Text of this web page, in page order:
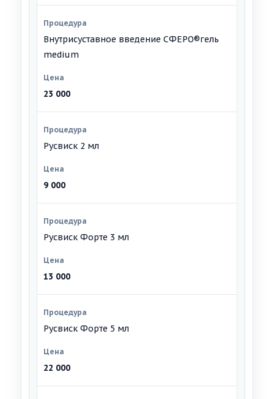
Внутрисуставное введение СФЕРО®гель
medium
23 000
Русвиск 2 мл
9 000
Русвиск Форте 3 мл
13 000
Русвиск Форте 5 мл
22 000